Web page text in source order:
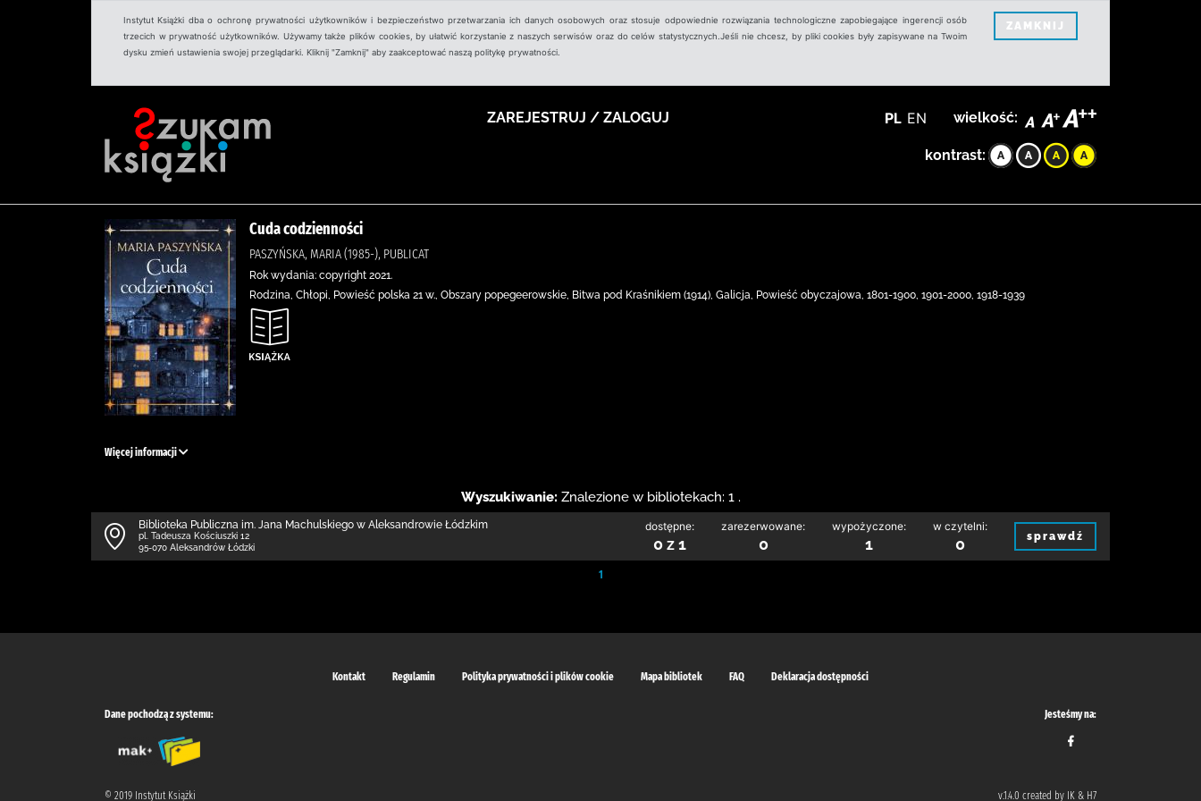
Instytut Książki dba o ochronę prywatności użytkowników i bezpieczeństwo przetwarzania ich danych osobowych oraz stosuje odpowiednie rozwiązania technologiczne zapobiegające ingerencji osób
trzecich w prywatność użytkowników. Używamy także plików cookies, by ułatwić korzystanie z naszych serwisów oraz do celów statystycznych.Jeśli nie chcesz, by pliki cookies były zapisywane na Twoim
dysku zmień ustawienia swojej przeglądarki. Kliknij "Zamknij" aby zaakceptować naszą politykę prywatności.
ZAMKNIJ
ZAREJESTRUJ / ZALOGUJ PL EN wielkość:
kontrast:
Cuda codzienności
PASZYŃSKA, MARIA (1985-), PUBLICAT
Rok wydania: copyright 2021.
Rodzina, Chłopi, Powieść polska 21 w., Obszary popegeerowskie, Bitwa pod Kraśnikiem (1914), Galicja, Powieść obyczajowa, 1801-1900, 1901-2000, 1918-1939
Więcej informacji
Wyszukiwanie: Znalezione w bibliotekach: 1 .
Biblioteka Publiczna im. Jana Machulskiego w Aleksandrowie Łódzkim
pl. Tadeusza Kościuszki 12
95-070 Aleksandrów Łódzki
dostępne:
0 z 1
zarezerwowane:
0
wypożyczone:
1
w czytelni:
0 sprawdź
1
Kontakt Regulamin Polityka prywatności i plików cookie Mapa bibliotek FAQ Deklaracja dostępności
Dane pochodzą z systemu: Jesteśmy na:
© 2019 Instytut Książki v.1.4.0 created by IK & H7